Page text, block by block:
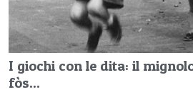
I giochi con le dita: il
fòs...